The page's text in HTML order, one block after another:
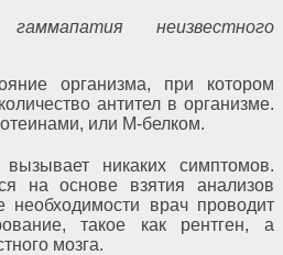
гаммапатия неизвестного
организма, при котором
антител в организме.
или М-белком.
никаких симптомов.
на основе взятия анализов
врач проводит
такое как рентген, а
мозга.